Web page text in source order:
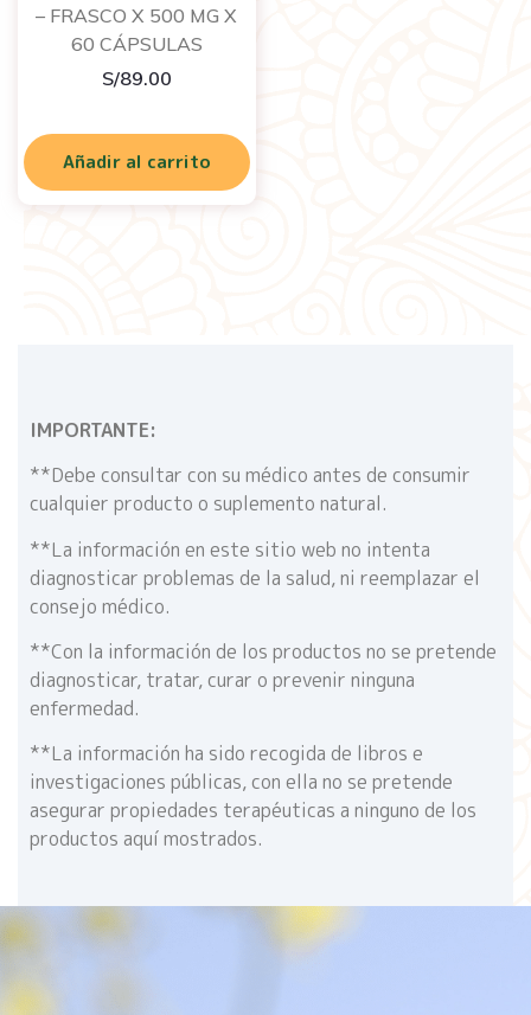
– FRASCO X 500 MG X
60 CÁPSULAS
S/89.00
Añadir al carrito
IMPORTANTE:
**Debe consultar con su médico antes de consumir
cualquier producto o suplemento natural.
**La información en este sitio web no intenta
diagnosticar problemas de la salud, ni reemplazar el
consejo médico.
**Con la información de los productos no se pretende
diagnosticar, tratar, curar o prevenir ninguna
enfermedad.
**La información ha sido recogida de libros e
investigaciones públicas, con ella no se pretende
asegurar propiedades terapéuticas a ninguno de los
productos aquí mostrados.